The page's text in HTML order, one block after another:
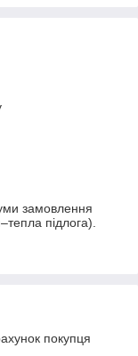
замовлення
підлога).
покупця